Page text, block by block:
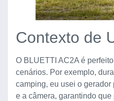
Contexto de
O BLUETTI AC2A é
cenários. Por exemplo,
camping, eu usei o
e a câmera, garantindo